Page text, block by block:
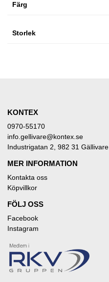
Färg
Storlek
KONTEX
0970-55170
info.gellivare@kontex.se
Industrigatan 2, 982 31 Gällivare
MER INFORMATION
Kontakta oss
Köpvillkor
FÖLJ OSS
Facebook
Instagram